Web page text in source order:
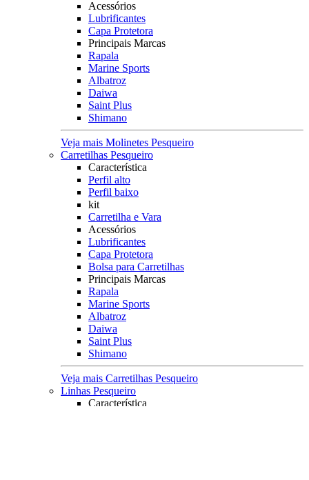
Acessórios
Lubrificantes
Capa Protetora
Principais Marcas
Rapala
Marine Sports
Albatroz
Daiwa
Saint Plus
Shimano
Veja mais Molinetes Pesqueiro
Carretilhas Pesqueiro
Característica
Perfil alto
Perfil baixo
kit
Carretilha e Vara
Acessórios
Lubrificantes
Capa Protetora
Bolsa para Carretilhas
Principais Marcas
Rapala
Marine Sports
Albatroz
Daiwa
Saint Plus
Shimano
Veja mais Carretilhas Pesqueiro
Linhas Pesqueiro
Característica